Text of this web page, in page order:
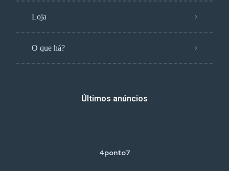
Loja
O que há?
Últimos anúncios
4ponto7